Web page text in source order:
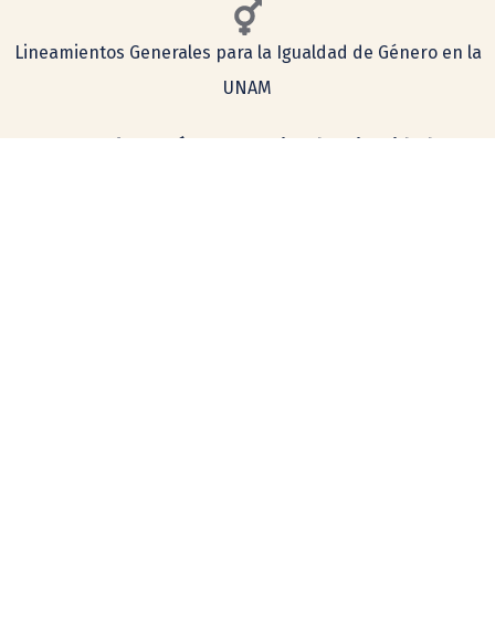
Lineamientos Generales para la Igualdad de Género en la
UNAM
Consulta aquí nuestro aviso de privacidad